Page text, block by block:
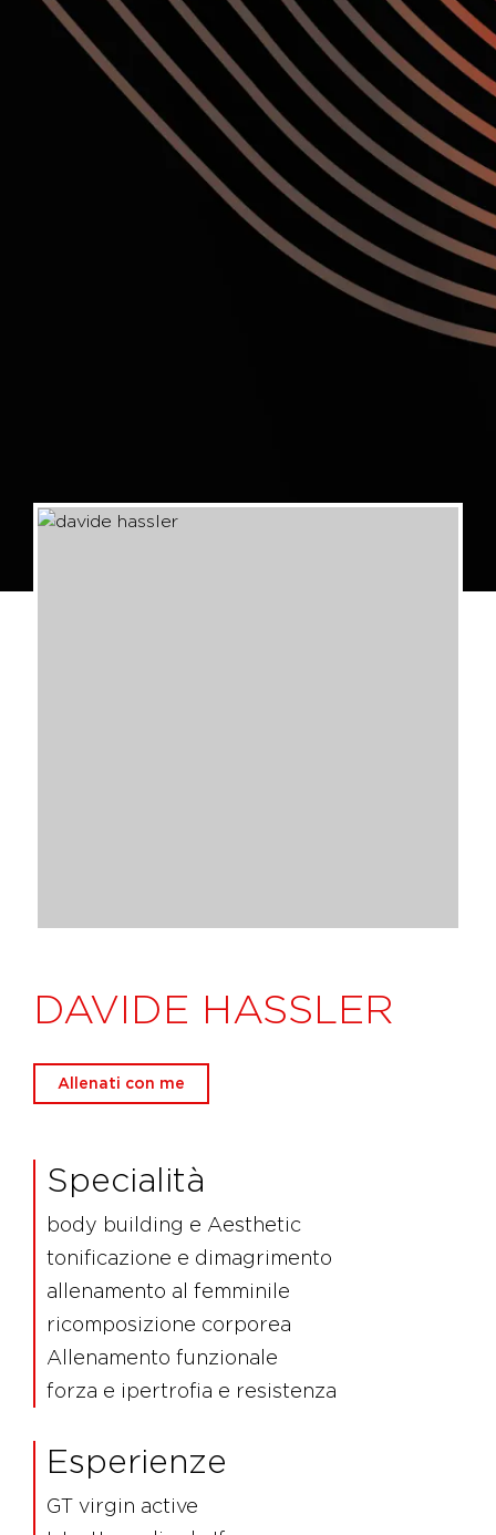
DAVIDE HASSLER
Allenati con me
Specialità
body building e Aesthetic
tonificazione e dimagrimento
allenamento al femminile
ricomposizione corporea
Allenamento funzionale
forza e ipertrofia e resistenza
Esperienze
GT virgin active